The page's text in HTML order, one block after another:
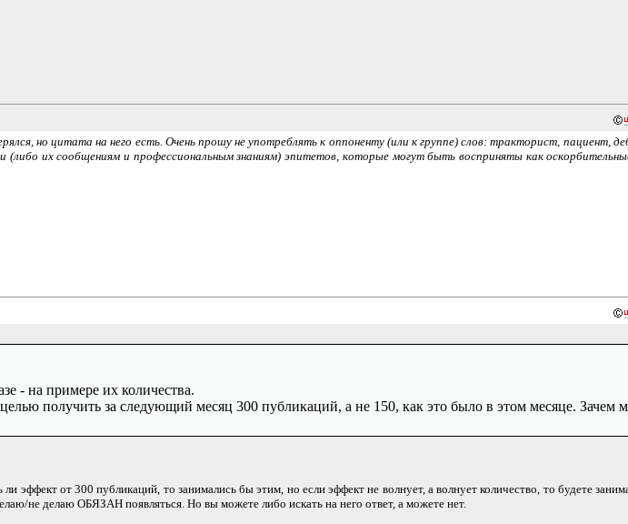
но цитата на него есть. Очень прошу не употреблять к оппоненту (или к группе) слов: тракторист, пациент,
их сообщениям и профессиональным знаниям) эпитетов, которые могут быть восприняты как
- на примере их количества.
получить за следующий месяц 300 публикаций, а не 150, как это было в этом месяце. Зачем
от 300 публикаций, то занимались бы этим, но если эффект не волнует, а волнует количество, то будете
делаю ОБЯЗАН появляться. Но вы можете либо искать на него ответ, а можете нет.